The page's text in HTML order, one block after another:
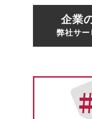
企業
弊社サー